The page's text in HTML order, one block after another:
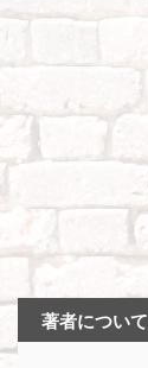
著者について